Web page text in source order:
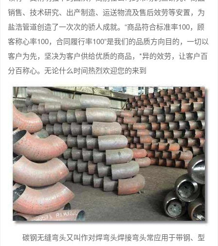
销售、技术研究、出产制造、运送物流及售后效劳等安置，为
盐浩管道创造了一次次的骄人成就。“商品符合标准率100，顾
客称心率100，合同履行率100”是我们的品质方向目的，一切以
客户为先，坚决为客户供给优质的商品，*异的效劳，让客户百
分百称心。无论什么时间热烈欢迎您的来到
碳钢无缝弯头又叫作对焊弯头焊接弯头常应用于带钢、型